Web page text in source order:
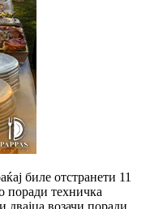
биле отстранети 11
поради техничка
возачи поради